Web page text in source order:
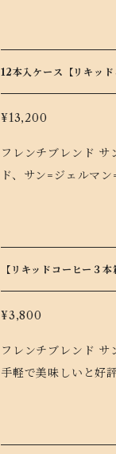
めばパリにひとっと
12本入ケース【リキッ
¥13,200
フレンチブレンド サン=ジェ
ド、サン=ジェルマ
めばパリにひとっと
【リキッドコーヒー
¥3,800
フレンチブレンド サン=
手軽で美味しいと